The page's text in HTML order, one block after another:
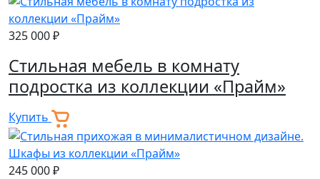
325 000 ₽
Стильная мебель в комнату
подростка из коллекции «Прайм»
Купить
245 000 ₽